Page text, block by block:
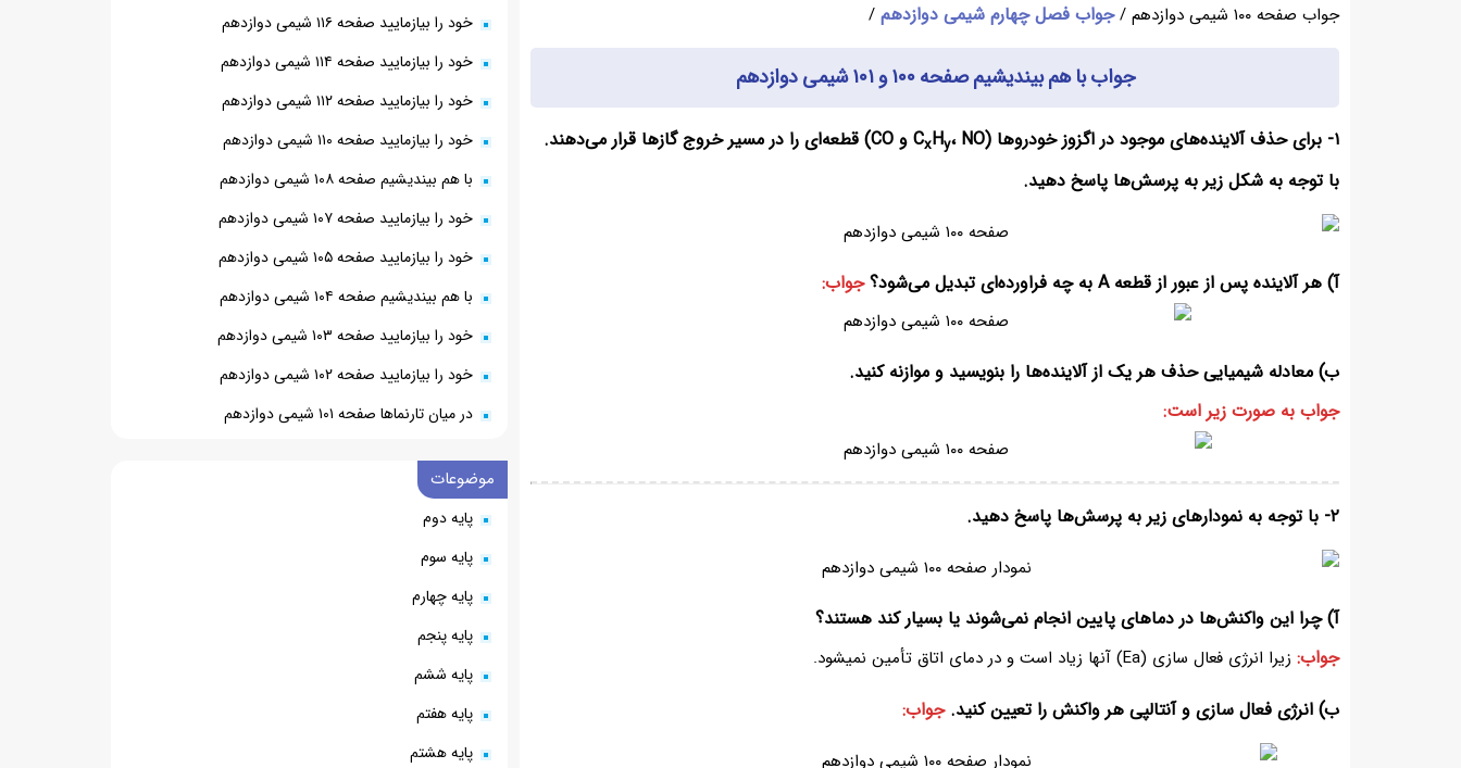
جواب صفحه ۱۰۰ شیمی دوازدهم / جواب فصل چهارم شیمی دوازدهم /
جواب با هم بیندیشیم صفحه ۱۰۰ و ۱۰۱ شیمی دوازدهم
۱- برای حذف آلاینده‌های موجود در اگزوز خودروها (C xHy
، NO و CO) قطعه‌ای را در مسیر خروج گازها قرار می‌دهند.
با توجه به شکل زیر به پرسش‌ها پاسخ دهید.
آ) هر آلاینده پس از عبور از قطعه A به چه فراورده‌ای تبدیل می‌شود؟ جواب:
ب) معادله شیمیایی حذف هر یک از آلاینده‌ها را بنویسید و موازنه کنید.
جواب به صورت زیر است:
۲- با توجه به نمودارهای زیر به پرسش‌‌ها پاسخ دهید.
آ) چرا این واکنش‌ها در دماهای پایین انجام نمی‌شوند یا بسیار کند هستند؟
جواب: زیرا انرژی فعال سازی (Ea) آنها زیاد است و در دمای اتاق تأمین نمیشود.
ب) انرژی فعال سازی و آنتالپی هر واکنش را تعیین کنید.جواب:
خود را بیازمایید صفحه ۱۱۶ شیمی دوازدهم
خود را بیازمایید صفحه ۱۱۴ شیمی دوازدهم
خود را بیازمایید صفحه ۱۱۲ شیمی دوازدهم
خود را بیازمایید صفحه ۱۱۰ شیمی دوازدهم
با هم بیندیشیم صفحه ۱۰۸ شیمی دوازدهم
خود را بیازمایید صفحه ۱۰۷ شیمی دوازدهم
خود را بیازمایید صفحه ۱۰۵ شیمی دوازدهم
با هم بیندیشیم صفحه ۱۰۴ شیمی دوازدهم
خود را بیازمایید صفحه ۱۰۳ شیمی دوازدهم
خود را بیازمایید صفحه ۱۰۲ شیمی دوازدهم
در میان تارنماها صفحه ۱۰۱ شیمی دوازدهم
موضوعات
پایه دوم
پایه سوم
پایه چهارم
پایه پنجم
پایه ششم
پایه هفتم
پایه هشتم